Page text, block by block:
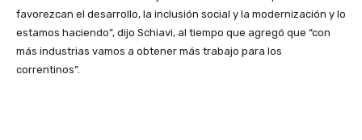
favorezcan el desarrollo, la inclusión social y la modernización y lo
estamos haciendo”, dijo Schiavi, al tiempo que agregó que “con
más industrias vamos a obtener más trabajo para los
correntinos”.